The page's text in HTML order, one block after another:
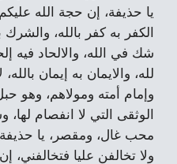
يا حذيفة، إن حجة الله
الكفر به كفر بالله،
شك في الله، والالحاد فيه
لله، والايمان به إيمان
وإمام أمته ومولاهم، وهو
الوثقى التي لا انفصام
محب غال، ومقصر ، يا
ولا تخالفن عليا فتخالفني،